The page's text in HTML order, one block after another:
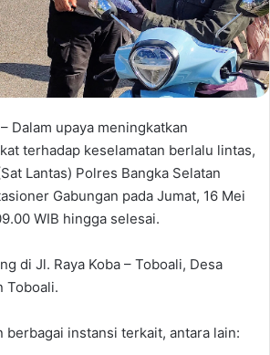
Dalam upaya meningkatkan
terhadap keselamatan berlalu lintas,
Lantas) Polres Bangka Selatan
Gabungan pada Jumat, 16 Mei
WIB hingga selesai.
di Jl. Raya Koba – Toboali, Desa
Toboali.
berbagai instansi terkait, antara lain: